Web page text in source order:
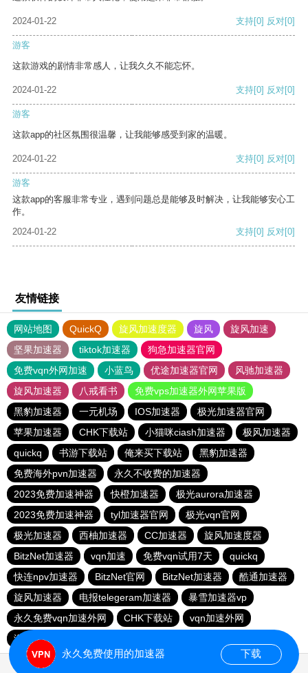
2024-01-22 支持[0] 反对[0]
游客
这款游戏的剧情非常感人，让我久久不能忘怀。
2024-01-22 支持[0] 反对[0]
游客
这款app的社区氛围很温馨，让我能够感受到家的温暖。
2024-01-22 支持[0] 反对[0]
游客
这款app的客服非常专业，遇到问题总是能够及时解决，让我能够安心工
作。
2024-01-22
支持[0] 反对[0]
友情链接
网站地图 QuickQ 旋风加速度器 旋风
旋风加速
坚果加速器
tiktok加速器
狗急加速器官网
免费vqn外网加速
小蓝鸟 优途加速器官网
风驰加速器
旋风加速器
八戒看书
免费vps加速器外网苹果版
黑豹加速器
一元机场 IOS加速器
极光加速器官网
苹果加速器
CHK下载站 小猫咪ciash加速器
极风加速器
quickq
书游下载站 俺来买下载站
黑豹加速器
免费海外pvn加速器
永久不收费的加速器
2023免费加速神器
快橙加速器
极光aurora加速器
2023免费加速神器
tyl加速器官网
极光vqn官网
极光加速器
西柚加速器 CC加速器
旋风加速度器
BitzNet加速器
vqn加速 免费vqn试用7天
quickq
快连npv加速器
BitzNet官网 BitzNet加速器
酷通加速器
旋风加速器
电报telegeram加速器
暴雪加速器vp
永久免费vqn加速外网
CHK下载站
vqn加速外网
海鸥下载站
永久免费使用的加速器 下载